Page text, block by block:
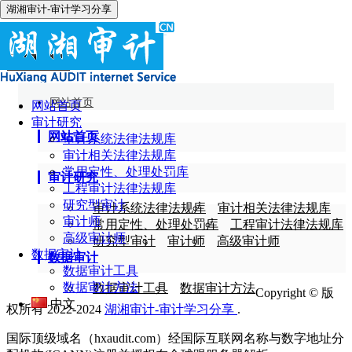
湖湘审计-审计学习分享
网站首页
审计研究
审计系统法律法规库
审计相关法律法规库
常用定性、处理处罚库
工程审计法律法规库
研究型审计
审计师
高级审计师
数据审计
数据审计工具
数据审计方法
中文
网站首页
网站首页
审计研究
审计系统法律法规库
审计相关法律法规库
常用定性、处理处罚库
工程审计法律法规库
研究型审计
审计师
高级审计师
数据审计
数据审计工具 数据审计方法Copyright © 版
权所有 2022-2024 湖湘审计-审计学习分享 .
国际顶级域名（hxaudit.com）经国际互联网名称与数字地址分